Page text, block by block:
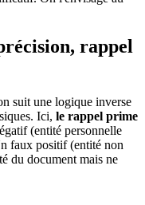
rappel
suit une logique inverse
Ici, le rappel prime
(entité personnelle
faux positif (entité non
du document mais ne